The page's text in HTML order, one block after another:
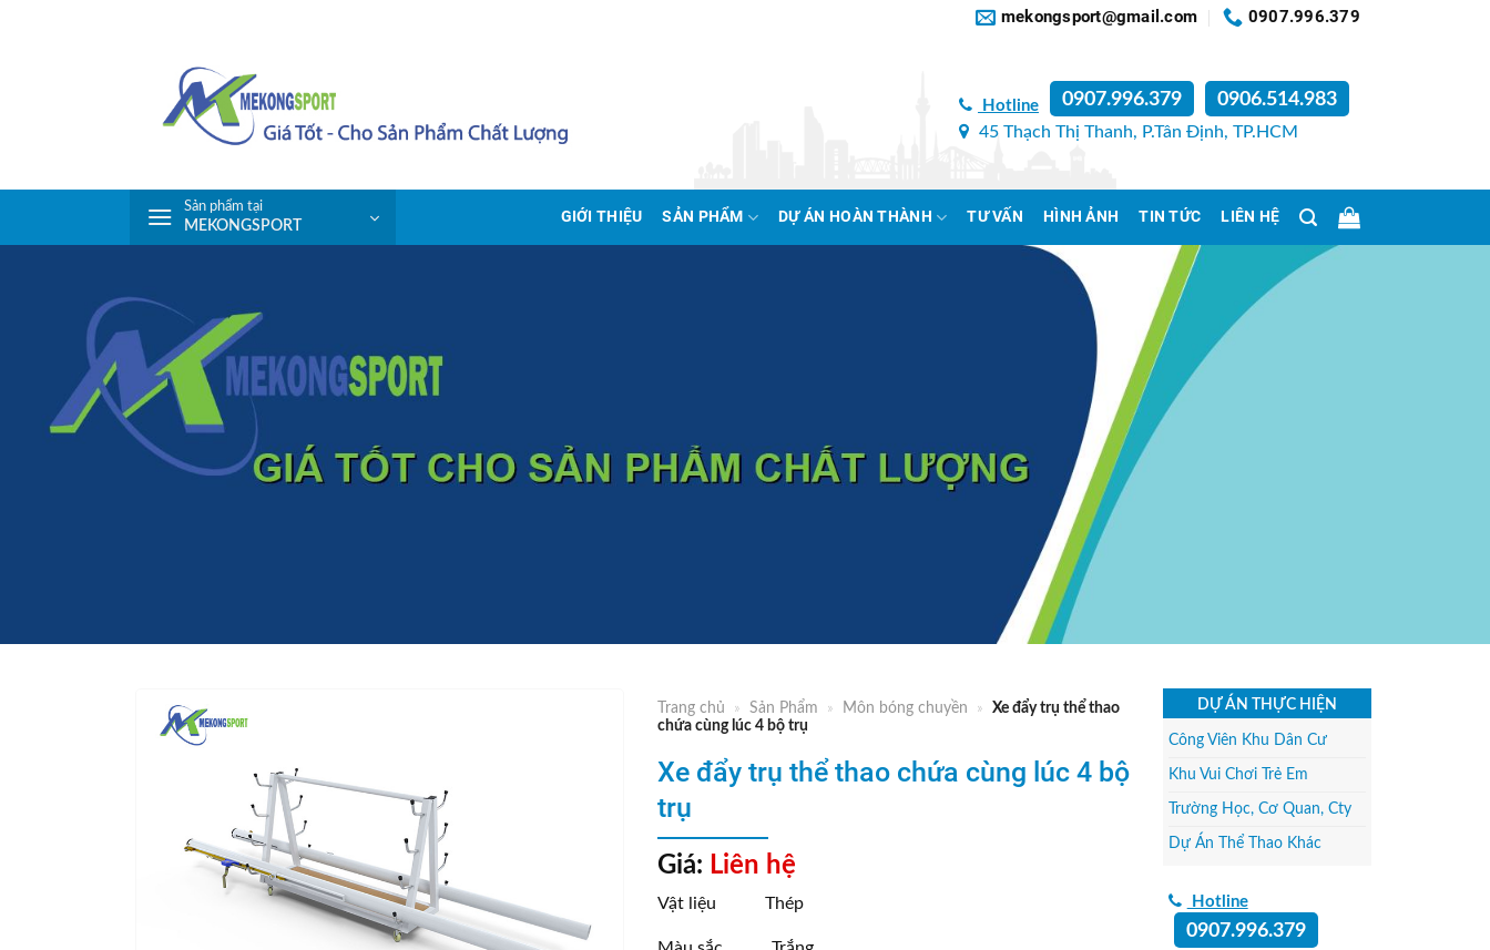
mekongsport@gmail.com 0907.996.379
Hotline 0907.996.379 0906.514.983
45 Thạch Thị Thanh, P.Tân Định, TP.HCM
Sản phẩm tại
MEKONGSPORT GIỚI THIỆU SẢN PHẨM DỰ ÁN HOÀN THÀNH TƯ VẤN HÌNH ẢNH TIN TỨC LIÊN HỆ
Trang chủ » Sản Phẩm » Môn bóng chuyền »
Xe đẩy trụ thể thao
chứa cùng lúc 4 bộ trụ
Xe đẩy trụ thể thao chứa cùng lúc 4 bộ
trụ
Giá: Liên hệ
Vật liệu Thép
DỰ ÁN THỰC HIỆN
Công Viên Khu Dân Cư
Khu Vui Chơi Trẻ Em
Trường Học, Cơ Quan, Cty
Dự Án Thể Thao Khác
Hotline
0907.996.379